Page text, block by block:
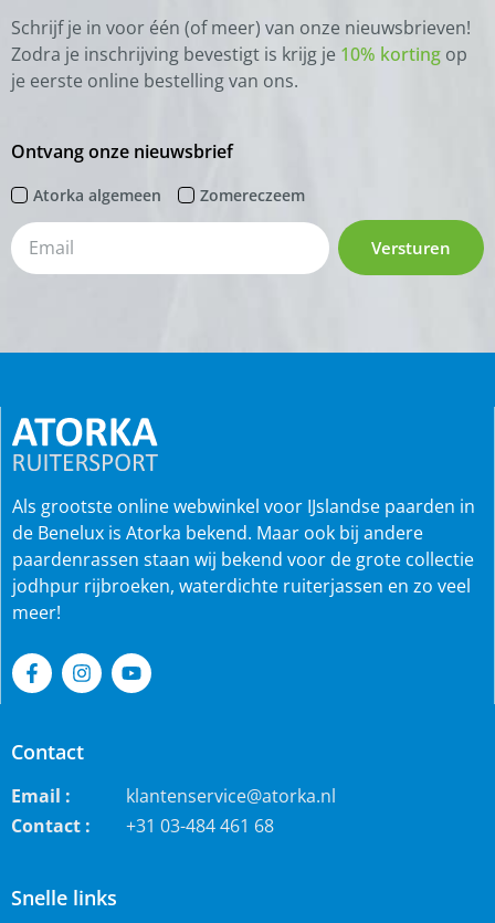
Schrijf je in voor één (of meer) van onze nieuwsbrieven!
Zodra je inschrijving bevestigt is krijg je 10% korting op
je eerste online bestelling van ons.
Ontvang onze nieuwsbrief
Atorka algemeen Zomereczeem
Versturen
Snelle links
Als grootste online webwinkel voor IJslandse paarden in
de Benelux is Atorka bekend. Maar ook bij andere
paardenrassen staan wij bekend voor de grote collectie
jodhpur rijbroeken, waterdichte ruiterjassen en zo veel
meer!
Contact
Email :
klantenservice@atorka.nl
Contact :
+31 03-484 461 68